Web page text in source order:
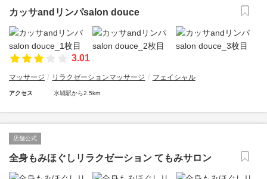
カッサandリンパsalon douce
3.01
マッサージ リラクゼーションマッサージ フェイシャル
アクセス 水城駅から2.5km
店舗公式
全身もみほぐしリラクゼーション てもみサロン